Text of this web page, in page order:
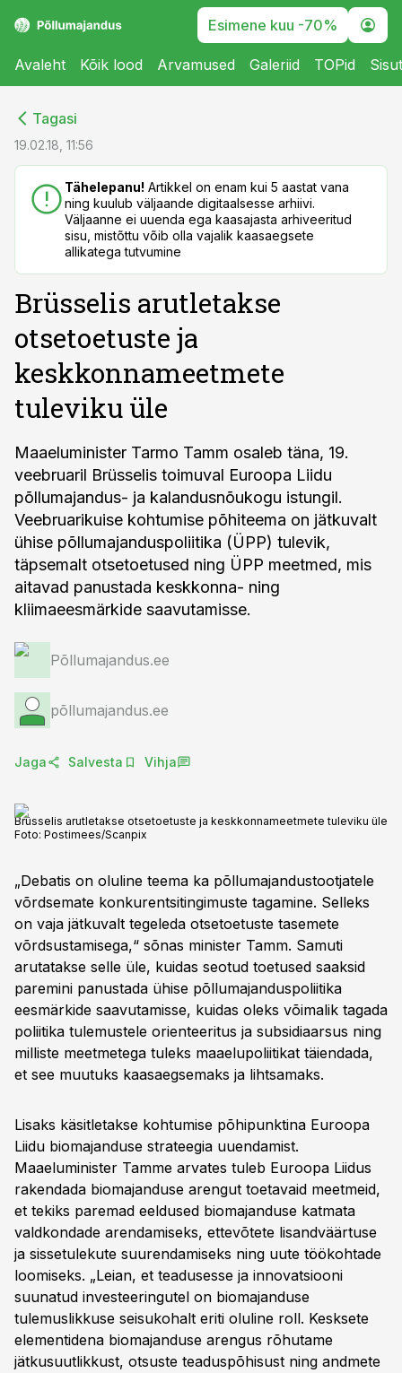
Esimene kuu -70%
Avaleht Kõik lood Arvamused Galeriid TOPid
Tagasi
19.02.18, 11:56
Tähelepanu! Artikkel on enam kui 5 aastat vana
ning kuulub väljaande digitaalsesse arhiivi.
Väljaanne ei uuenda ega kaasajasta arhiveeritud
sisu, mistõttu võib olla vajalik kaasaegsete
allikatega tutvumine
Brüsselis arutletakse
otsetoetuste ja
keskkonnameetmete
tuleviku üle
Maaeluminister Tarmo Tamm osaleb täna, 19.
veebruaril Brüsselis toimuval Euroopa Liidu
põllumajandus- ja kalandusnõukogu istungil.
Veebruarikuise kohtumise põhiteema on jätkuvalt
ühise põllumajanduspoliitika (ÜPP) tulevik,
täpsemalt otsetoetused ning ÜPP meetmed, mis
aitavad panustada keskkonna- ning
kliimaeesmärkide saavutamisse.
Põllumajandus.ee
põllumajandus.ee
Jaga Salvesta Vihja
Brüsselis arutletakse otsetoetuste ja keskkonnameetmete tuleviku üle
Foto: Postimees/Scanpix
„Debatis on oluline teema ka põllumajandustootjatele
võrdsemate konkurentsitingimuste tagamine. Selleks
on vaja jätkuvalt tegeleda otsetoetuste tasemete
võrdsustamisega,“ sõnas minister Tamm. Samuti
arutatakse selle üle, kuidas seotud toetused saaksid
paremini panustada ühise põllumajanduspoliitika
eesmärkide saavutamisse, kuidas oleks võimalik tagada
poliitika tulemustele orienteeritus ja subsidiaarsus ning
milliste meetmetega tuleks maaelupoliitikat täiendada,
et see muutuks kaasaegsemaks ja lihtsamaks.
Lisaks käsitletakse kohtumise põhipunktina Euroopa
Liidu biomajanduse strateegia uuendamist.
Maaeluminister Tamme arvates tuleb Euroopa Liidus
rakendada biomajanduse arengut toetavaid meetmeid,
et tekiks paremad eeldused biomajanduse katmata
valdkondade arendamiseks, ettevõtete lisandväärtuse
ja sissetulekute suurendamiseks ning uute töökohtade
loomiseks. „Leian, et teadusesse ja innovatsiooni
suunatud investeeringutel on biomajanduse
tulemuslikkuse seisukohalt eriti oluline roll. Kesksete
elementidena biomajanduse arengus rõhutame
jätkusuutlikkust, otsuste teaduspõhisust ning andmete